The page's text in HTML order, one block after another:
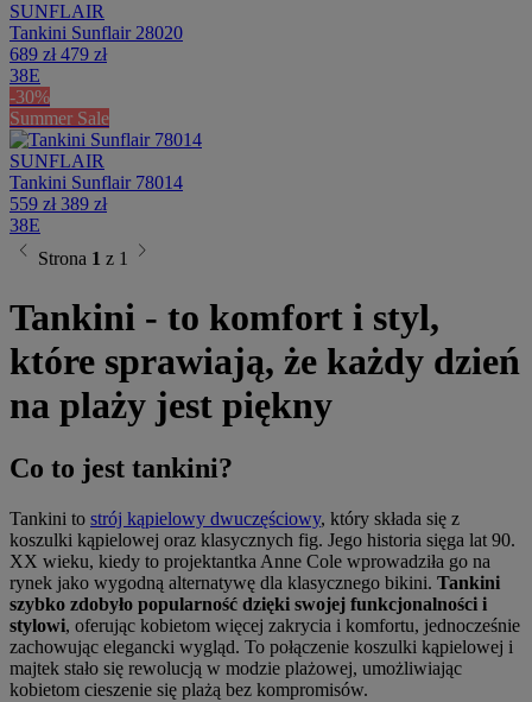
SUNFLAIR
Tankini Sunflair 28020
689 zł 479 zł
38E
-30%
Summer Sale
SUNFLAIR
Tankini Sunflair 78014
559 zł 389 zł
38E
chevron_left Strona 1 z 1 chevron_right
Tankini - to komfort i styl,
które sprawiają, że każdy dzień
na plaży jest piękny
Co to jest tankini?
Tankini to strój kąpielowy dwuczęściowy, który składa się z
koszulki kąpielowej oraz klasycznych fig. Jego historia sięga lat 90.
XX wieku, kiedy to projektantka Anne Cole wprowadziła go na
rynek jako wygodną alternatywę dla klasycznego bikini. Tankini
szybko zdobyło popularność dzięki swojej funkcjonalności i
stylowi, oferując kobietom więcej zakrycia i komfortu, jednocześnie
zachowując elegancki wygląd. To połączenie koszulki kąpielowej i
majtek stało się rewolucją w modzie plażowej, umożliwiając
kobietom cieszenie się plażą bez kompromisów.